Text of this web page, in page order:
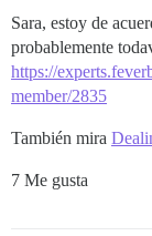
Sara, estoy de
probablemente
https://
member/2835
También mira
7 Me gusta